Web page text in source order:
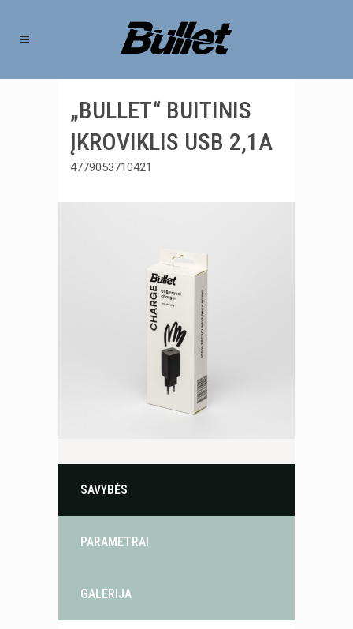
„BULLET“ BUITINIS
ĮKROVIKLIS USB 2,1A
4779053710421
SAVYBĖS
PARAMETRAI
GALERIJA